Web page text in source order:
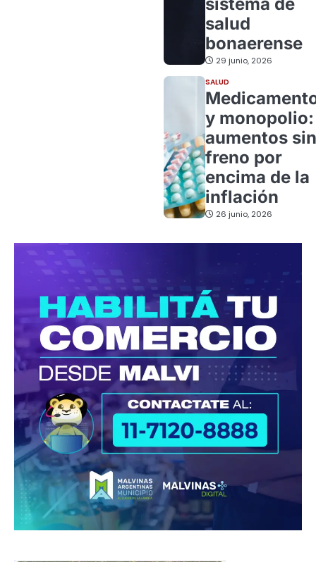
salud
bonaerense
29 junio, 2026
SALUD
y monopolio:
aumentos sin
freno por
encima de la
inflación
26 junio, 2026